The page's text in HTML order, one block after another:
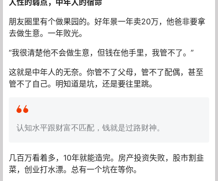
朋友圈里有个做果园的。好年景一年卖20万，他爸非要拿
去做生意。一年败光。
“我很清楚他不会做生意，但钱在他手里，我管不了。”
这就是中年人的无奈。你管不了父母，管不了配偶，甚至
管不了自己。明知道是坑，还是要往里跳。
认知水平跟财富不匹配，钱就是过路财神。
几百万看着多，10年就能造完。房产投资失败，股市割韭
菜，创业打水漂。总有一个坑在等你。